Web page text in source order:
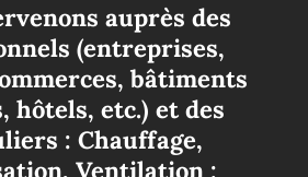
auprès des
(entreprises,
bâtiments
hôtels, etc.) et des
: Chauffage,
Ventilation :